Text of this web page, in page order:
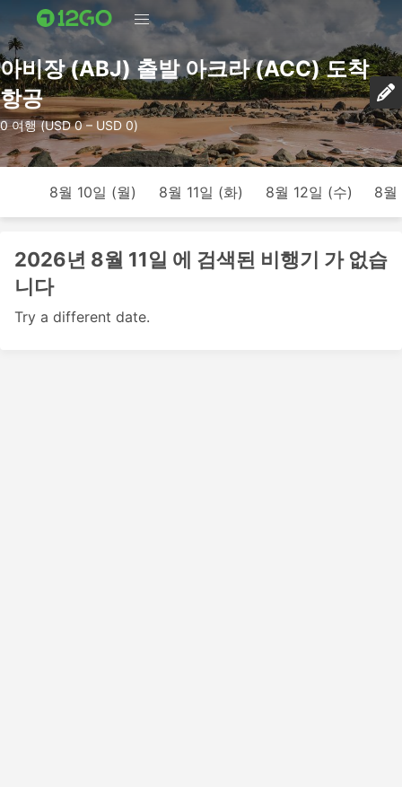
아비장 (ABJ) 출발 아크라 (ACC) 도착
항공
0 여행 (USD 0 – USD 0)
8월 10일 (월) 8월 11일 (화) 8월 12일 (수) 8월
2026년 8월 11일 에 검색된 비행기 가 없습
니다
Try a different date.